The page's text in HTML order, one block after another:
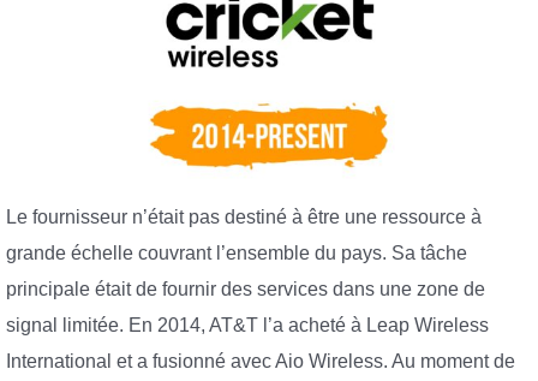
Le fournisseur n’était pas destiné à être une ressource à
grande échelle couvrant l’ensemble du pays. Sa tâche
principale était de fournir des services dans une zone de
signal limitée. En 2014, AT&T l’a acheté à Leap Wireless
International et a fusionné avec Aio Wireless. Au moment de